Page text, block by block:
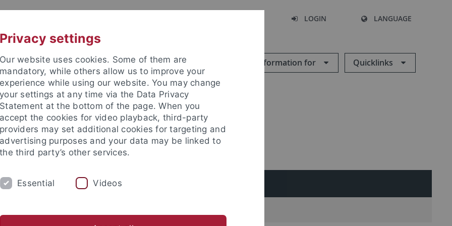
LOGIN LANGUAGE
Information for Quicklinks
TEACHING
Privacy settings
Our website uses cookies. Some of them are
mandatory, while others allow us to improve your
experience while using our website. You may change
your settings at any time via the Data Privacy
Statement at the bottom of the page. When you
accept the cookies for video playback, third-party
providers may set additional cookies for targeting and
advertising purposes and your data may be linked to
the third party’s other services.
Essential Videos